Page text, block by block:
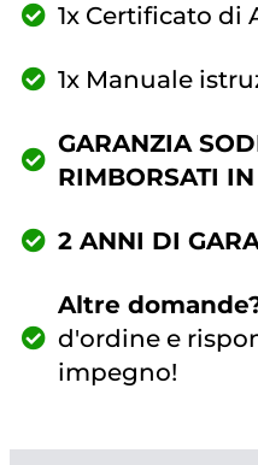
1x Certificato di
1x Manuale
GARANZIA
RIMBORSATI
2 ANNI DI
Altre
d'ordine e
impegno!